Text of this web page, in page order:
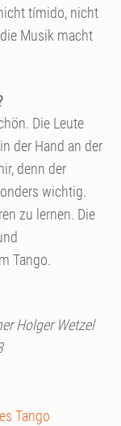
tímido, nicht
Musik macht
Die Leute
der Hand an der
denn der
wichtig.
zu lernen. Die
Tango.
Holger Wetzel
Tango